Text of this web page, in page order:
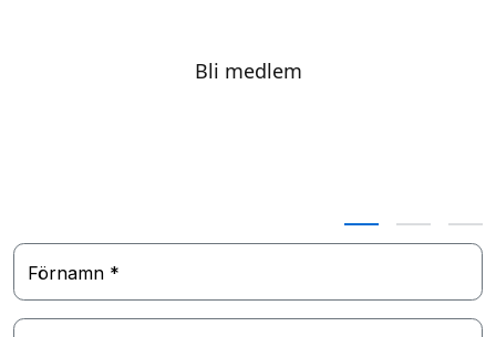
Bli medlem